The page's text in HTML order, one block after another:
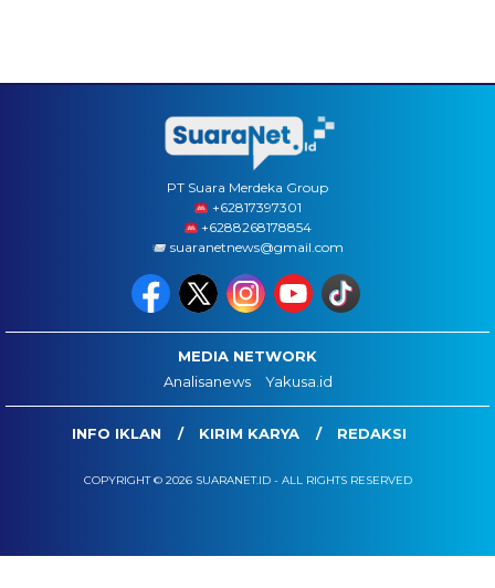
PT Suara Merdeka Group
‪+62817397301
+6288268178854
suaranetnews@gmail.com
MEDIA NETWORK
Analisanews
Yakusa.id
INFO IKLAN KIRIM KARYA REDAKSI
COPYRIGHT © 2026 SUARANET.ID - ALL RIGHTS RESERVED